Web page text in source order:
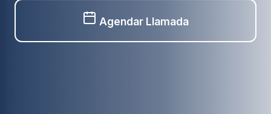
Agendar Llamada